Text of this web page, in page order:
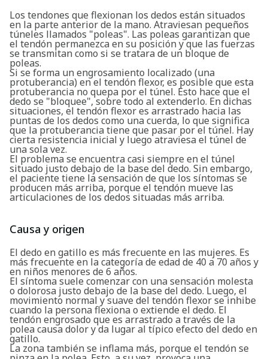
Los tendones que flexionan los dedos están situados
en la parte anterior de la mano. Atraviesan pequeños
túneles llamados "poleas". Las poleas garantizan que
el tendón permanezca en su posición y que las fuerzas
se transmitan como si se tratara de un bloque de
poleas.
Si se forma un engrosamiento localizado (una
protuberancia) en el tendón flexor, es posible que esta
protuberancia no quepa por el túnel. Esto hace que el
dedo se "bloquee", sobre todo al extenderlo. En dichas
situaciones, el tendón flexor es arrastrado hacia las
puntas de los dedos como una cuerda, lo que significa
que la protuberancia tiene que pasar por el túnel. Hay
cierta resistencia inicial y luego atraviesa el túnel de
una sola vez.
El problema se encuentra casi siempre en el túnel
situado justo debajo de la base del dedo. Sin embargo,
el paciente tiene la sensación de que los síntomas se
producen más arriba, porque el tendón mueve las
articulaciones de los dedos situadas más arriba.
Causa y origen
El dedo en gatillo es más frecuente en las mujeres. Es
más frecuente en la categoría de edad de 40 a 70 años y
en niños menores de 6 años.
El síntoma suele comenzar con una sensación molesta
o dolorosa justo debajo de la base del dedo. Luego, el
movimiento normal y suave del tendón flexor se inhibe
cuando la persona flexiona o extiende el dedo. El
tendón engrosado que es arrastrado a través de la
polea causa dolor y da lugar al típico efecto del dedo en
gatillo.
La zona también se inflama más, porque el tendón se